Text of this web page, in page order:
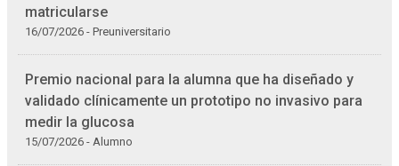
matricularse
16/07/2026 - Preuniversitario
Premio nacional para la alumna que ha diseñado y
validado clínicamente un prototipo no invasivo para
medir la glucosa
15/07/2026 - Alumno